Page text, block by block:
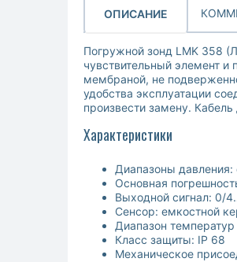
ОПИСАНИЕ
Погружной зонд LMK 358
чувствительный элемент
мембраной, не
удобства эксплуатации
произвести замену.
Характеристики
Диапазоны
Основная
Выходной сигнал: 0/
Сенсор: емкостной
Диапазон
Класс защиты: IP 68
Механическое